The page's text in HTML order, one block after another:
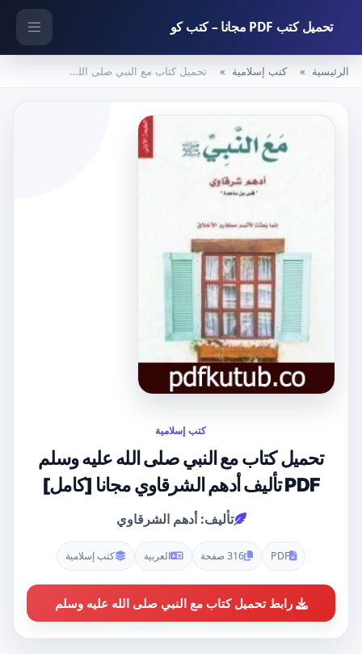
تحميل كتب PDF مجانا – كتب كو
الرئيسية كتب إسلامية تحميل كتاب مع النبي صلى الله عليه وسلم PDF تأليف أدهم الشرقاوي مجانا [كامل]
كتب إسلامية
تحميل كتاب مع النبي صلى الله عليه وسلم
PDF تأليف أدهم الشرقاوي مجانا [كامل]
تأليف: أدهم الشرقاوي
PDF 316 صفحة العربية كتب إسلامية
رابط تحميل كتاب مع النبي صلى الله عليه وسلم